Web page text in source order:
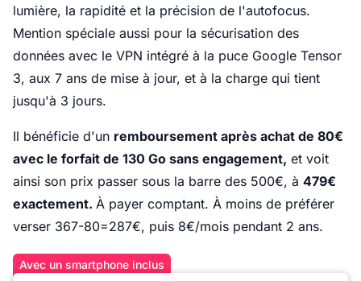
lumière, la rapidité et la précision de l'autofocus.
Mention spéciale aussi pour la sécurisation des
données avec le VPN intégré à la puce Google Tensor
3, aux 7 ans de mise à jour, et à la charge qui tient
jusqu'à 3 jours.
Il bénéficie d'un remboursement après achat de 80€
avec le forfait de 130 Go sans engagement, et voit
ainsi son prix passer sous la barre des 500€, à 479€
exactement. À payer comptant. À moins de préférer
verser 367-80=287€, puis 8€/mois pendant 2 ans.
Avec un smartphone inclus